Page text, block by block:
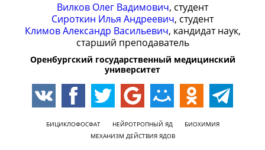
Вилков Олег Вадимович, студент
Сироткин Илья Андреевич, студент
Климов Александр Васильевич, кандидат наук,
старший преподаватель
Оренбургский государственный медицинский
университет
БИЦИКЛОФОСФАТ НЕЙРОТРОПНЫЙ ЯД
БИОХИМИЯ
МЕХАНИЗМ ДЕЙСТВИЯ ЯДОВ